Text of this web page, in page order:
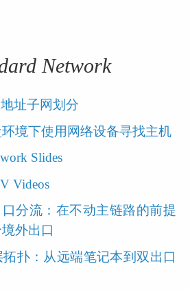
Network
址子网划分
境下使用网络设备寻找主机
Slides
Videos
口分流：在不动主链路的前提
外出口
扑：从远端笔记本到双出口